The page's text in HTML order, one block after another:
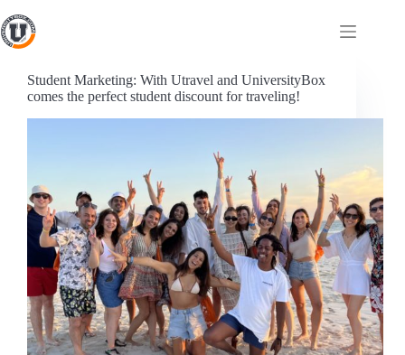
Student Marketing: With Utravel and UniversityBox
comes the perfect student discount for traveling!